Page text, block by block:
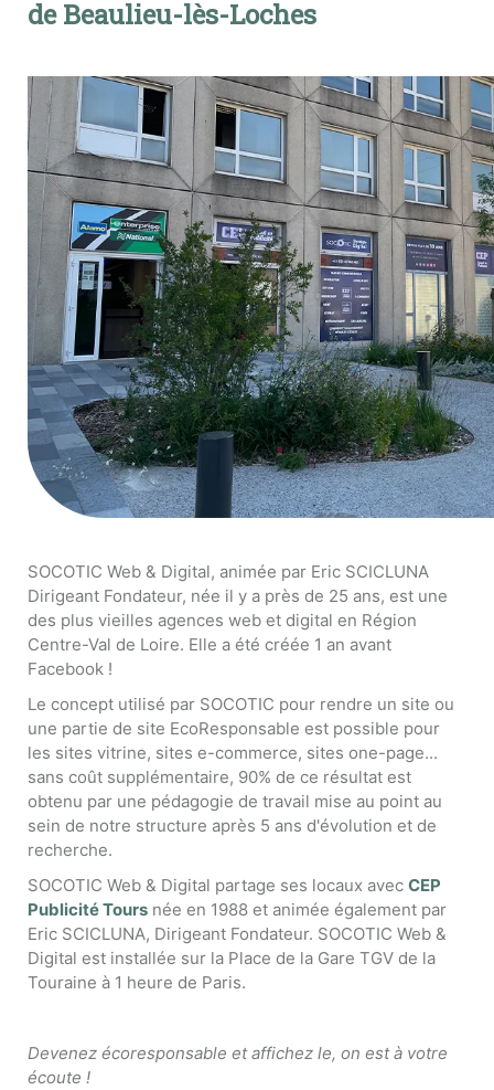
de Beaulieu-lès-Loches
SOCOTIC Web & Digital, animée par Eric SCICLUNA
Dirigeant Fondateur, née il y a près de 25 ans, est une
des plus vieilles agences web et digital en Région
Centre-Val de Loire. Elle a été créée 1 an avant
Facebook !
Le concept utilisé par SOCOTIC pour rendre un site ou
une partie de site EcoResponsable est possible pour
les sites vitrine, sites e-commerce, sites one-page...
sans coût supplémentaire, 90% de ce résultat est
obtenu par une pédagogie de travail mise au point au
sein de notre structure après 5 ans d'évolution et de
recherche.
SOCOTIC Web & Digital partage ses locaux avec CEP
Publicité Tours née en 1988 et animée également par
Eric SCICLUNA, Dirigeant Fondateur. SOCOTIC Web &
Digital est installée sur la Place de la Gare TGV de la
Touraine à 1 heure de Paris.
Devenez écoresponsable et affichez le, on est à votre
écoute !